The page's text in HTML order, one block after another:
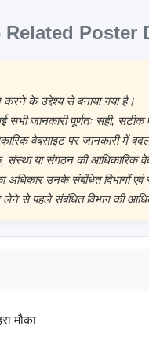
Poster
करने के उद्देश्य से बनाया गया है।
सभी जानकारी पूर्णतः सही,
वेबसाइट पर जानकारी में
संस्था या संगठन की आधिकारिक
अधिकार उनके संबंधित विभागों
से पहले संबंधित विभाग की
मौका